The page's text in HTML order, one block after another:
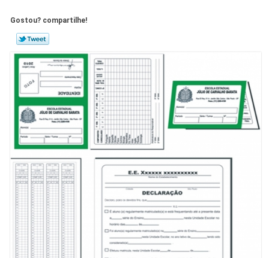
Gostou? compartilhe!